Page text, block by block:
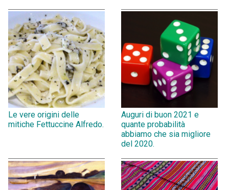
Le vere origini delle
mitiche Fettuccine Alfredo.
Auguri di buon 2021 e
quante probabilità
abbiamo che sia migliore
del 2020.